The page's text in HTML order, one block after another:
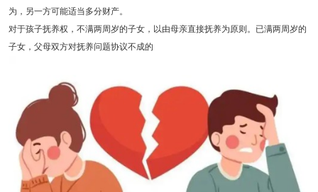
为，另一方可能适当多分财产。
对于孩子抚养权，不满两周岁的子女，以由母亲直接抚养为原则。已满两周岁的
子女，父母双方对抚养问题协议不成的